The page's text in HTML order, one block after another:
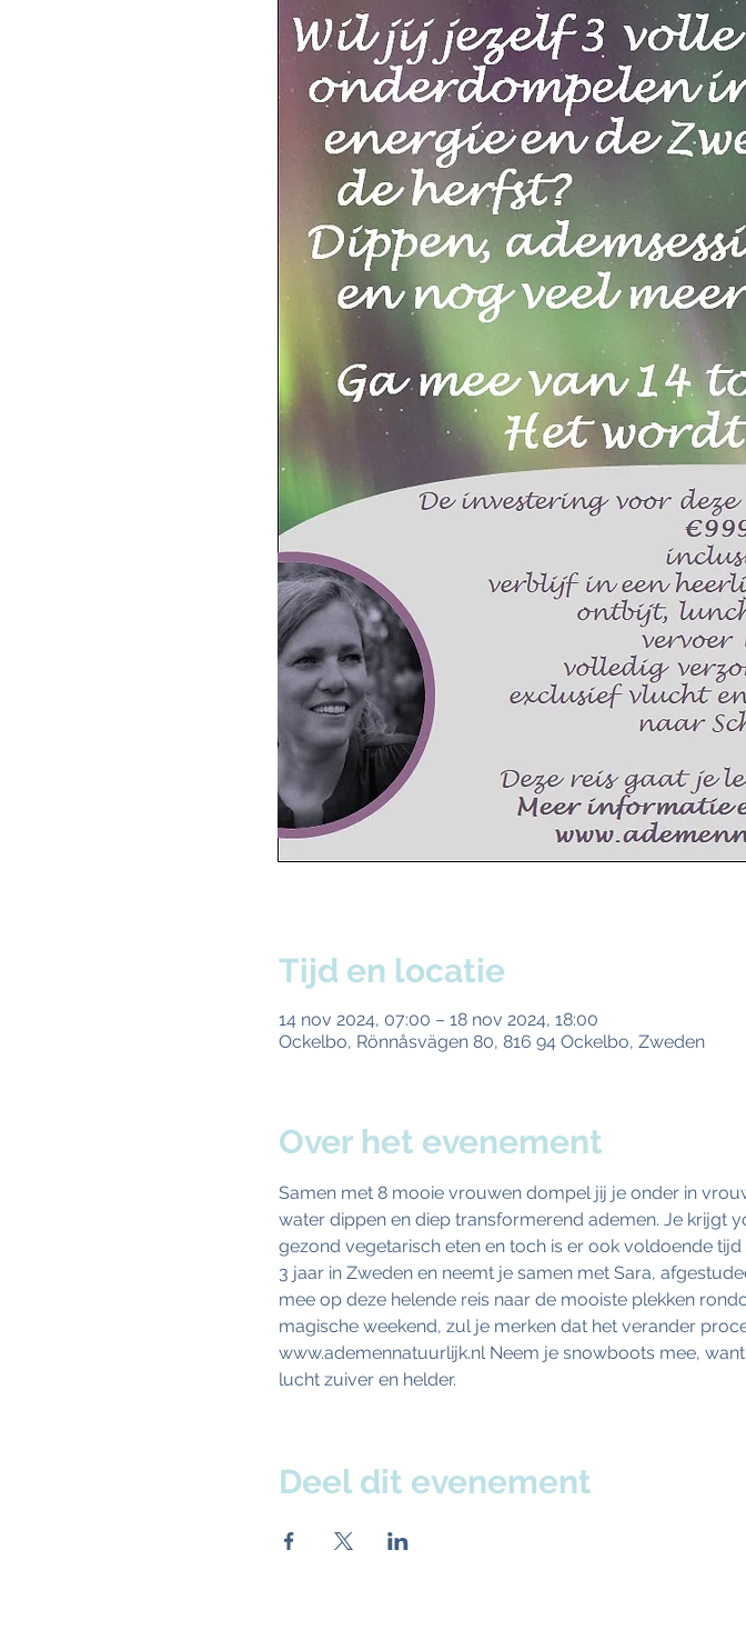
Tijd en locatie
14 nov 2024, 07:00 – 18 nov 2024, 18:00
Ockelbo, Rönnåsvägen 80, 816 94 Ockelbo, Zweden
Over het evenement
Samen met 8 mooie vrouwen dompel jij je onder in
water dippen en diep transformerend ademen. Je krijgt
gezond vegetarisch eten en toch is er ook voldoende
3 jaar in Zweden en neemt je samen met Sara,
mee op deze helende reis naar de mooiste plekken
magische weekend, zul je merken dat het verander
www.ademennatuurlijk.nl Neem je snowboots mee,
lucht zuiver en helder.
Deel dit evenement